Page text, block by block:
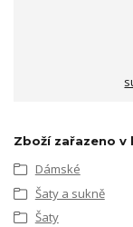
Zboží zařazeno
Dámské
Šaty a sukně
Šaty